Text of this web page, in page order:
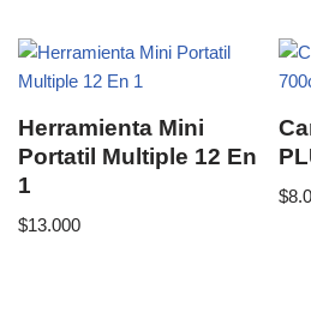
Herramienta Mini
Portatil Multiple 12 En
1
$13.000
$